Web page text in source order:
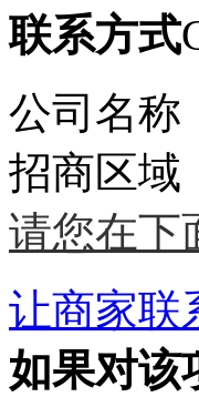
联系方式
公司名称
招商区域
请您在下
让商家联
如果对该